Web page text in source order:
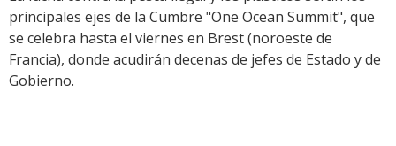
principales ejes de la Cumbre "One Ocean Summit", que
se celebra hasta el viernes en Brest (noroeste de
Francia), donde acudirán decenas de jefes de Estado y de
Gobierno.